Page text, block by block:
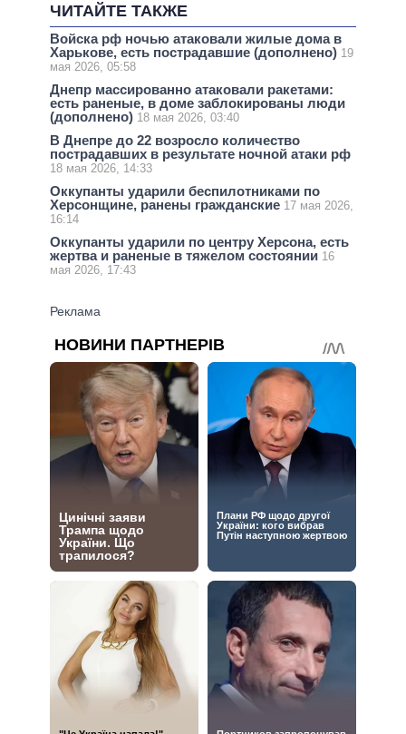
ЧИТАЙТЕ ТАКЖЕ
Войска рф ночью атаковали жилые дома в
Харькове, есть пострадавшие (дополнено) 19
мая 2026, 05:58
Днепр массированно атаковали ракетами:
есть раненые, в доме заблокированы люди
(дополнено) 18 мая 2026, 03:40
В Днепре до 22 возросло количество
пострадавших в результате ночной атаки рф
18 мая 2026, 14:33
Оккупанты ударили беспилотниками по
Херсонщине, ранены гражданские 17 мая 2026,
16:14
Оккупанты ударили по центру Херсона, есть
жертва и раненые в тяжелом состоянии 16
мая 2026, 17:43